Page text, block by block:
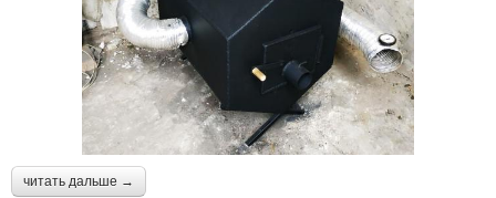
читать дальше →